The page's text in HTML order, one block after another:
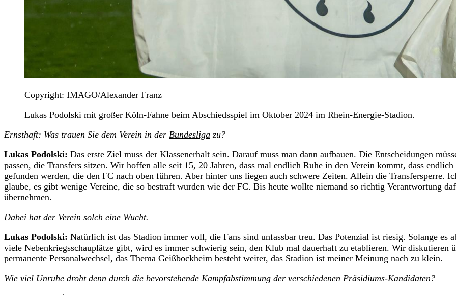
Copyright: IMAGO/Alexander Franz
Lukas Podolski mit großer Köln-Fahne beim Abschiedsspiel im Oktober 2024 im Rhein-Energie-Stadion.
Ernsthaft: Was trauen Sie dem Verein in der Bundesliga zu?
Lukas Podolski: Das erste Ziel muss der Klassenerhalt sein. Darauf muss man dann aufbauen. Die Entscheidungen
passen, die Transfers sitzen. Wir hoffen alle seit 15, 20 Jahren, dass mal endlich Ruhe in den Verein kommt, dass endlich
gefunden werden, die den FC nach oben führen. Aber hinter uns liegen auch schwere Zeiten. Allein die Transfersperre.
glaube, es gibt wenige Vereine, die so bestraft wurden wie der FC. Bis heute wollte niemand so richtig Verantwortung
übernehmen.
Dabei hat der Verein solch eine Wucht.
Lukas Podolski: Natürlich ist das Stadion immer voll, die Fans sind unfassbar treu. Das Potenzial ist riesig. Solange es
viele Nebenkriegsschauplätze gibt, wird es immer schwierig sein, den Klub mal dauerhaft zu etablieren. Wir diskutieren
permanente Personalwechsel, das Thema Geißbockheim besteht weiter, das Stadion ist meiner Meinung nach zu klein.
Wie viel Unruhe droht denn durch die bevorstehende Kampfabstimmung der verschiedenen Präsidiums-Kandidaten?